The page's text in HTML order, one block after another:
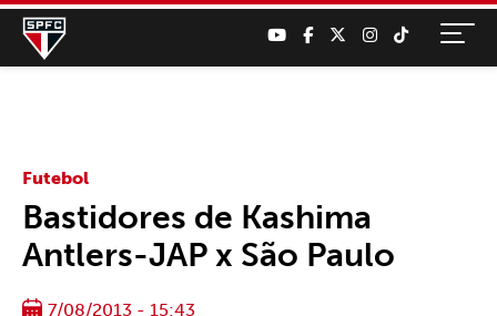
Futebol
Bastidores de Kashima
Antlers-JAP x São Paulo
7/08/2013 - 15:43